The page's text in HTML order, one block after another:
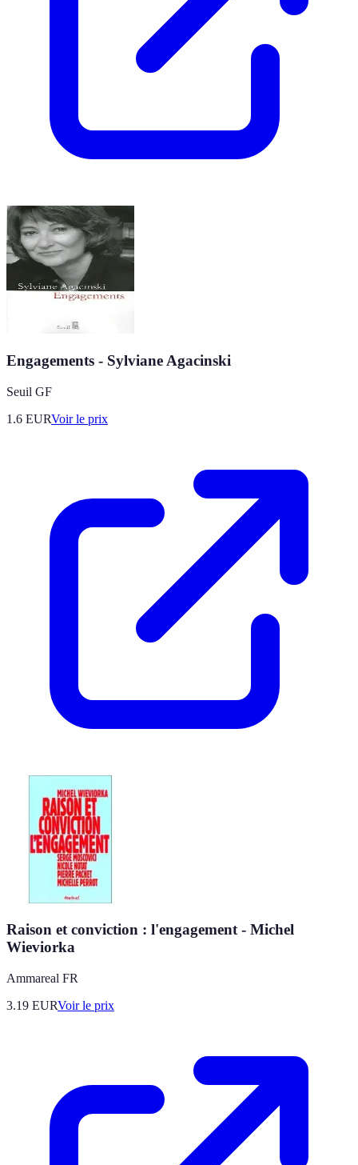
Engagements - Sylviane Agacinski
Seuil GF
1.6 EURVoir le prix
Raison et conviction : l'engagement - Michel
Wieviorka
Ammareal FR
3.19 EURVoir le prix